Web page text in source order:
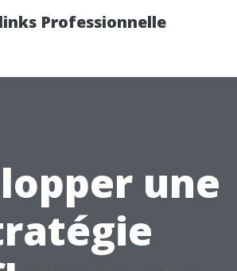
Professionnelle
une